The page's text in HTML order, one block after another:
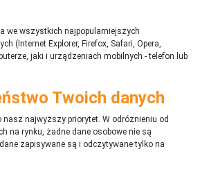
we wszystkich najpopularniejszych
(Internet Explorer, Firefox, Safari, Opera,
jaki i urządzeniach mobilnych - telefon lub
Twoich danych
najwyższy priorytet. W odróżnieniu od
na rynku, żadne dane osobowe nie są
zapisywane są i odczytywane tylko na